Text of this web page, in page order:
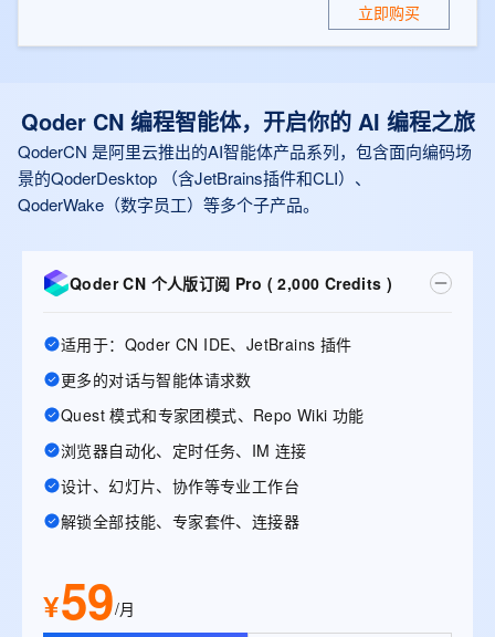
立即购买
Qoder CN 编程智能体，开启你的 AI 编程之旅
QoderCN 是阿里云推出的AI智能体产品系列，包含面向编码场
景的QoderDesktop （含JetBrains插件和CLI）、
QoderWake（数字员工）等多个子产品。
Qoder CN 个人版订阅 Pro ( 2,000 Credits )
适用于：Qoder CN IDE、JetBrains 插件
更多的对话与智能体请求数
Quest 模式和专家团模式、Repo Wiki 功能
浏览器自动化、定时任务、IM 连接
设计、幻灯片、协作等专业工作台
解锁全部技能、专家套件、连接器
¥59/月